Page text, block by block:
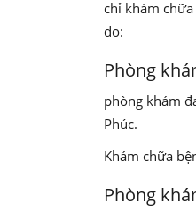
chỉ khám
do:
Phòng
phòng khám
Phúc.
Khám chữa
Phòng